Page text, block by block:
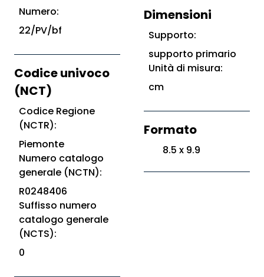
Numero:
22/PV/bf
Codice univoco
(NCT)
Codice Regione
(NCTR):
Piemonte
Numero catalogo
generale (NCTN):
R0248406
Suffisso numero
catalogo generale
(NCTS):
0
Dimensioni
Supporto:
supporto primario
Unità di misura:
cm
Formato
8.5 x 9.9